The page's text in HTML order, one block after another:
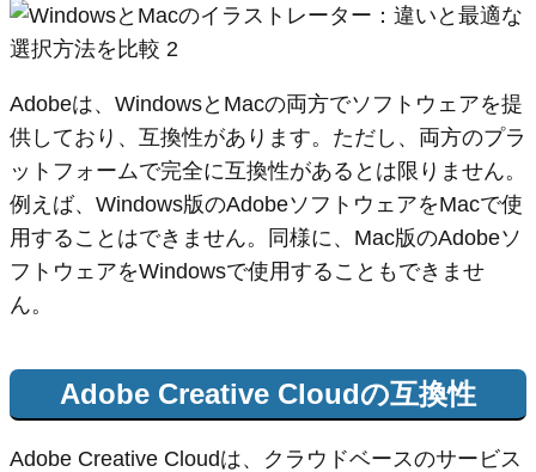
Adobeは、WindowsとMacの両方でソフトウェアを提
供しており、互換性があります。ただし、両方のプラ
ットフォームで完全に互換性があるとは限りません。
例えば、Windows版のAdobeソフトウェアをMacで使
用することはできません。同様に、Mac版のAdobeソ
フトウェアをWindowsで使用することもできませ
ん。
Adobe Creative Cloudの互換性
Adobe Creative Cloudは、クラウドベースのサービス